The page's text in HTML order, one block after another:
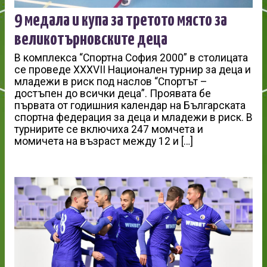
9 медала и купа за третото място за
великотърновските деца
В комплекса “Спортна София 2000” в столицата
се проведе XXXVII Национален турнир за деца и
младежи в риск под наслов “Спортът –
достъпен до всички деца”. Проявата бе
първата от годишния календар на Българската
спортна федерация за деца и младежи в риск. В
турнирите се включиха 247 момчета и
момичета на възраст между 12 и […]